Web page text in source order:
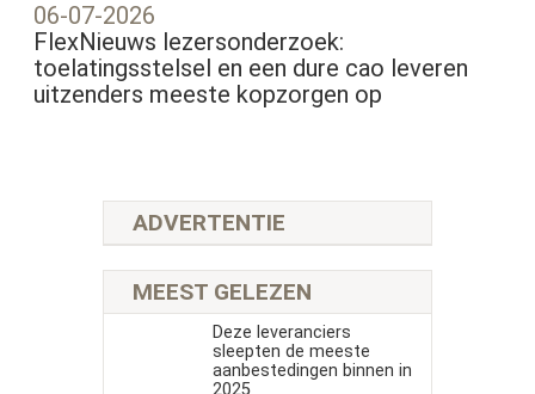
06-07-2026
FlexNieuws lezersonderzoek:
toelatingsstelsel en een dure cao leveren
uitzenders meeste kopzorgen op
ADVERTENTIE
MEEST GELEZEN
Deze leveranciers
sleepten de meeste
aanbestedingen binnen in